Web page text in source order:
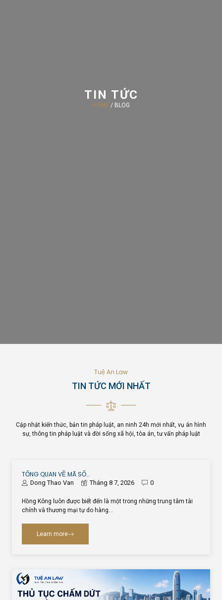
TIN TỨC
HOME / BLOG
Tuệ An Law
TIN TỨC MỚI NHẤT
Cập nhật kiến thức, bản tin pháp luật, an ninh 24h mới nhất, vụ án hình
sự, thông tin pháp luật và đời sống xã hội, tòa án, tư vấn pháp luật
TỔNG QUAN VỀ MÃ SỐ…
Dong Thao Van Tháng 8 7, 2026 0
Hồng Kông luôn được biết đến là một trong những trung tâm tài
chính và thương mại tự do hàng…
Learn more